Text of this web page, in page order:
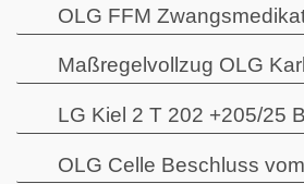
OLG FFM
Maßregelvollzug OLG
LG Kiel 2 T 202 +205/25
OLG Celle Beschluss